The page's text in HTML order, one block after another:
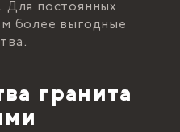
Для постоянных
более выгодные
гранита